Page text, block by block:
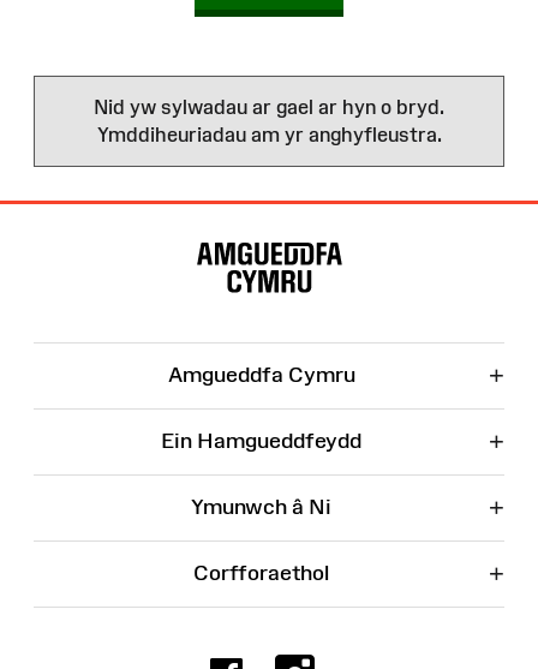
Nid yw sylwadau ar gael ar hyn o bryd.
Ymddiheuriadau am yr anghyfleustra.
Amgueddfa Cymru +
Ein Hamgueddfeydd +
Ymunwch â Ni +
Corfforaethol +